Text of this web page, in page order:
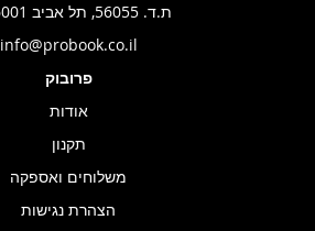
ת.ד. 56055, תל אביב 6156001
info@probook.co.il
פרובוק
אודות
תקנון
משלוחים ואספקה
הצהרת נגישות